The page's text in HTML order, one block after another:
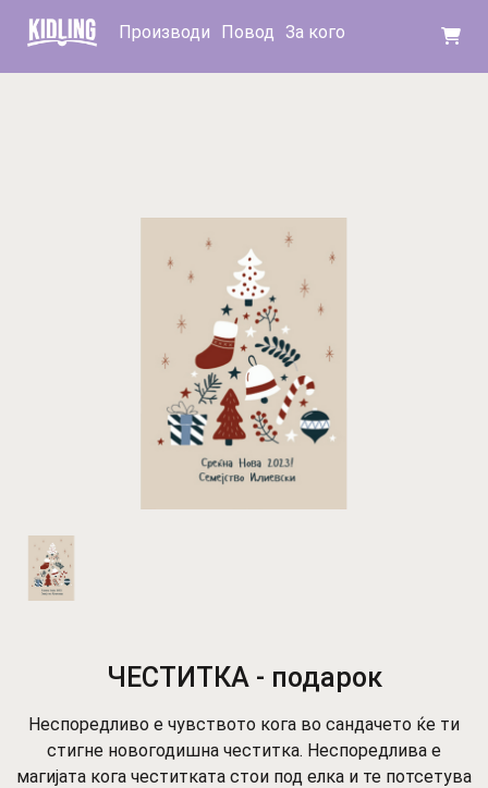
Производи Повод За кого
ЧЕСТИТКА - подарок
Неспоредливо е чувството кога во сандачето ќе ти
стигне новогодишна честитка. Неспоредлива е
магијата кога честитката стои под елка и те потсетува